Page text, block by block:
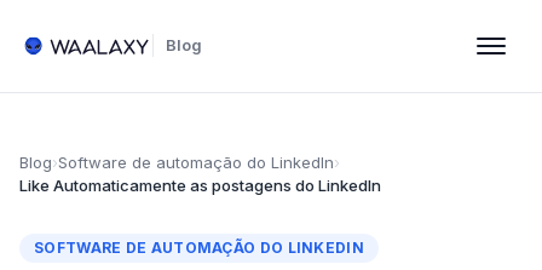
Blog
Blog›Software de automação do LinkedIn›
Like Automaticamente as postagens do LinkedIn
SOFTWARE DE AUTOMAÇÃO DO LINKEDIN